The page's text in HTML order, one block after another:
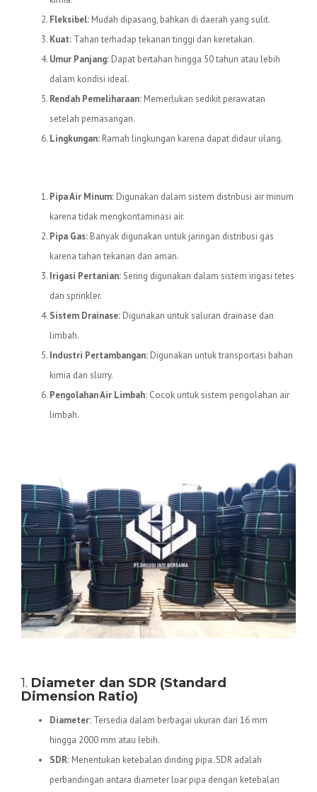
Fleksibel: Mudah dipasang, bahkan di daerah yang sulit.
Kuat: Tahan terhadap tekanan tinggi dan keretakan.
Umur Panjang: Dapat bertahan hingga 50 tahun atau lebih
dalam kondisi ideal.
Rendah Pemeliharaan: Memerlukan sedikit perawatan
setelah pemasangan.
Lingkungan: Ramah lingkungan karena dapat didaur ulang.
Pipa Air Minum: Digunakan dalam sistem distribusi air minum
karena tidak mengkontaminasi air.
Pipa Gas: Banyak digunakan untuk jaringan distribusi gas
karena tahan tekanan dan aman.
Irigasi Pertanian:Sering digunakan dalam sistem irigasi tetes
dan sprinkler.
Sistem Drainase: Digunakan untuk saluran drainase dan
limbah.
Industri Pertambangan: Digunakan untuk transportasi bahan
kimia dan slurry.
Pengolahan Air Limbah: Cocok untuk sistem pengolahan air
limbah.
1. Diameter dan SDR (Standard
Dimension Ratio)
Diameter: Tersedia dalam berbagai ukuran dari 16 mm
hingga 2000 mm atau lebih.
SDR: Menentukan ketebalan dinding pipa. SDR adalah
perbandingan antara diameter luar pipa dengan ketebalan